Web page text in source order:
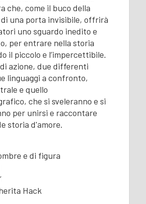
che, come il buco della
una porta invisibile, offrirà
uno sguardo inedito e
per entrare nella storia
il piccolo e l’impercettibile.
azione, due differenti
linguaggi a confronto,
e quello
che si sveleranno e si
per unirsi e raccontare
storia d'amore.
e di figura
Hack